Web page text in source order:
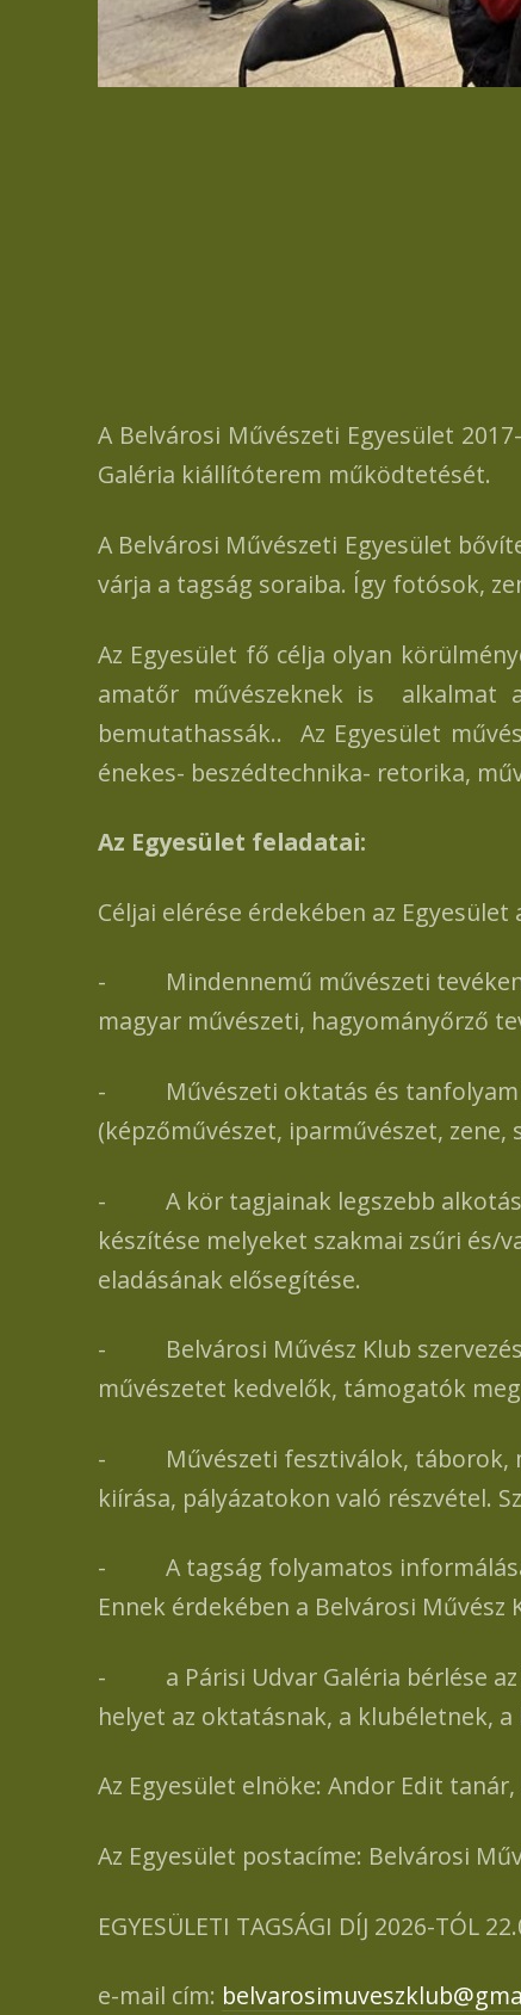
A Belvárosi Művészeti Egyesület
Galéria kiállítóterem működtetését.
A Belvárosi Művészeti Egyesület
várja a tagság soraiba. Így fotósok,
Az Egyesület fő célja olyan
amatőr művészeknek is alkalmat
bemutathassák.. Az Egyesület
énekes- beszédtechnika- retorika,
Az Egyesület feladatai:
Céljai elérése érdekében az
- Mindennemű művészeti
magyar művészeti, hagyományőrző
- Művészeti oktatás és tanfolyam
(képzőművészet, iparművészet, zene,
- A kör tagjainak legszebb
készítése melyeket szakmai zsűri és/
eladásának elősegítése.
- Belvárosi Művész Klub
művészetet kedvelők, támogatók
- Művészeti fesztiválok, táborok,
kiírása, pályázatokon való részvétel.
- A tagság folyamatos informálása
Ennek érdekében a Belvárosi
- a Párisi Udvar Galéria bérlése az
helyet az oktatásnak, a klubéletnek,
Az Egyesület elnöke: Andor Edit
Az Egyesület postacíme: Belvárosi
EGYESÜLETI TAGSÁGI DÍJ 2026-TÓL
e-mail cím: